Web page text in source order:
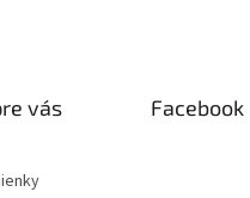
vás Facebook